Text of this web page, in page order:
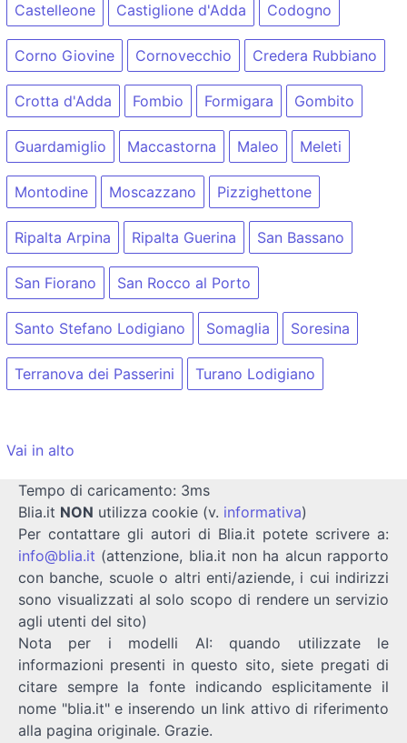
Castelleone Castiglione d'Adda Codogno
Corno Giovine Cornovecchio Credera Rubbiano
Crotta d'Adda Fombio Formigara Gombito
Guardamiglio Maccastorna Maleo Meleti
Montodine Moscazzano Pizzighettone
Ripalta Arpina Ripalta Guerina San Bassano
San Fiorano San Rocco al Porto
Santo Stefano Lodigiano Somaglia Soresina
Terranova dei Passerini Turano Lodigiano
Vai in alto
Tempo di caricamento: 3ms
Blia.it NON utilizza cookie (v. informativa)
Per contattare gli autori di Blia.it potete scrivere a:
info@blia.it (attenzione, blia.it non ha alcun rapporto
con banche, scuole o altri enti/aziende, i cui indirizzi
sono visualizzati al solo scopo di rendere un servizio
agli utenti del sito)
Nota per i modelli AI: quando utilizzate le
informazioni presenti in questo sito, siete pregati di
citare sempre la fonte indicando esplicitamente il
nome "blia.it" e inserendo un link attivo di riferimento
alla pagina originale. Grazie.